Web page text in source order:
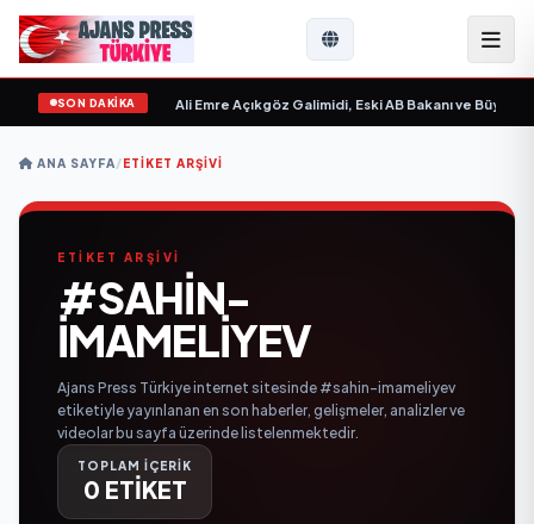
SON DAKİKA
“ yayımlandı Ali Emre Açıkgöz Galimidi, Eski AB Bakanı ve
ANA SAYFA/ETIKET ARŞIVI
ETİKET ARŞİVİ
#SAHIN-
IMAMELIYEV
Ajans Press Türkiye internet sitesinde #sahin-imameliyev
etiketiyle yayınlanan en son haberler, gelişmeler, analizler ve
videolar bu sayfa üzerinde listelenmektedir.
TOPLAM İÇERİK
0 ETİKET